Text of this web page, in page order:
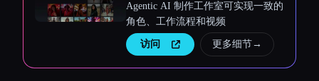
Agentic AI 制作工作室可实现一致的
角色、工作流程和视频
访问 更多细节→